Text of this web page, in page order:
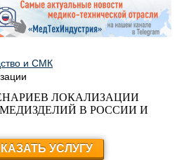
и СМК
ЛОКАЛИЗАЦИИ
В РОССИИ И
УСЛУГУ